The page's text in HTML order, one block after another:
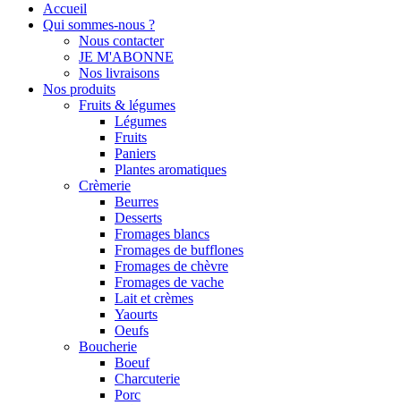
Accueil
Qui sommes-nous ?
Nous contacter
JE M'ABONNE
Nos livraisons
Nos produits
Fruits & légumes
Légumes
Fruits
Paniers
Plantes aromatiques
Crèmerie
Beurres
Desserts
Fromages blancs
Fromages de bufflones
Fromages de chèvre
Fromages de vache
Lait et crèmes
Yaourts
Oeufs
Boucherie
Boeuf
Charcuterie
Porc